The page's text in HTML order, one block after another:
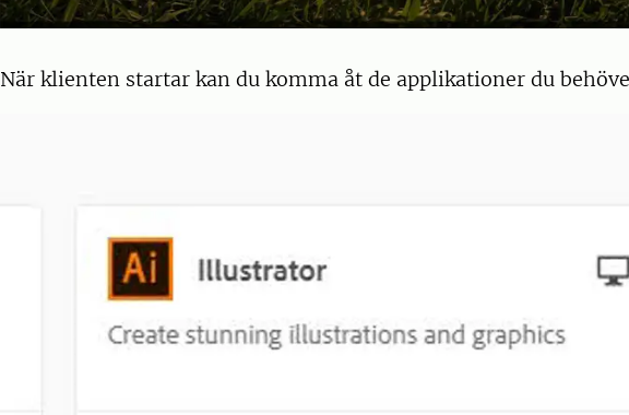
När klienten startar kan du komma åt de applikationer du